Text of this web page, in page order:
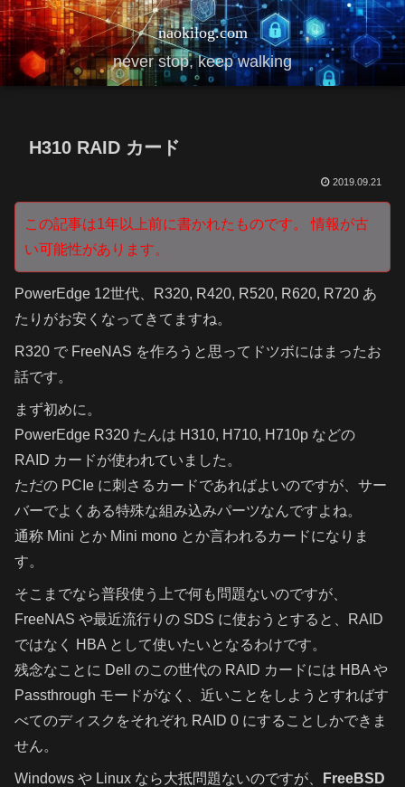
naokilog.com
never stop, keep walking
H310 RAID カード
2019.09.21
この記事は1年以上前に書かれたものです。 情報が古
い可能性があります。
PowerEdge 12世代、R320, R420, R520, R620, R720 あ
たりがお安くなってきてますね。
R320 で FreeNAS を作ろうと思ってドツボにはまったお
話です。
まず初めに。
PowerEdge R320 たんは H310, H710, H710p などの
RAID カードが使われていました。
ただの PCIe に刺さるカードであればよいのですが、サー
バーでよくある特殊な組み込みパーツなんですよね。
通称 Mini とか Mini mono とか言われるカードになりま
す。
そこまでなら普段使う上で何も問題ないのですが、
FreeNAS や最近流行りの SDS に使おうとすると、RAID
ではなく HBA として使いたいとなるわけです。
残念なことに Dell のこの世代の RAID カードには HBA や
Passthrough モードがなく、近いことをしようとすればす
べてのディスクをそれぞれ RAID 0 にすることしかできま
せん。
Windows や Linux なら大抵問題ないのですが、
FreeBSD